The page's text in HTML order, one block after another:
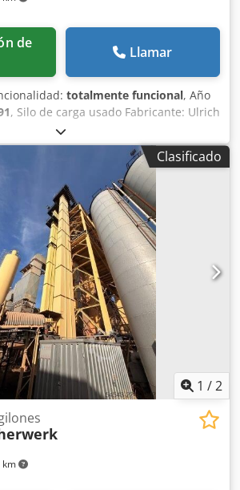
Llamar
totalmente funcional, Año
, Silo de carga usado Fabricante: Ulrich
toneladas Djdszq S Ewopfx Am Rswa -
-Torno elevador -Instalación
Clasificado
1 /2
km